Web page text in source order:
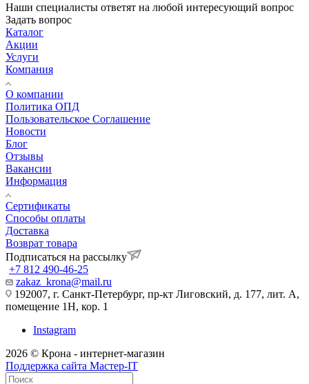
Наши специалисты ответят на любой интересующий вопрос
Задать вопрос
Каталог
Акции
Услуги
Компания
О компании
Политика ОПД
Пользовательское Соглашение
Новости
Блог
Отзывы
Вакансии
Информация
Сертификаты
Способы оплаты
Доставка
Возврат товара
Подписаться на рассылку
+7 812 490-46-25
zakaz_krona@mail.ru
192007, г. Санкт-Петербург, пр-кт Лиговский, д. 177, лит. А,
помещение 1Н, кор. 1
Instagram
2026 © Крона - интернет-магазин
Поддержка сайта Мастер-IT